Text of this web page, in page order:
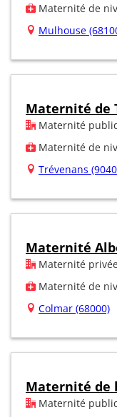
Maternité de
Mulhouse
Maternité de
Maternité
Maternité de
Trévenans
Maternité
Maternité
Maternité de
Colmar (68000)
Maternité de
Maternité